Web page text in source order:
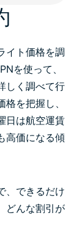
イト価格を調
を使って、
しく調べて行
を把握し、
日は航空運賃
高価になる傾
、できるだけ
どんな割引が